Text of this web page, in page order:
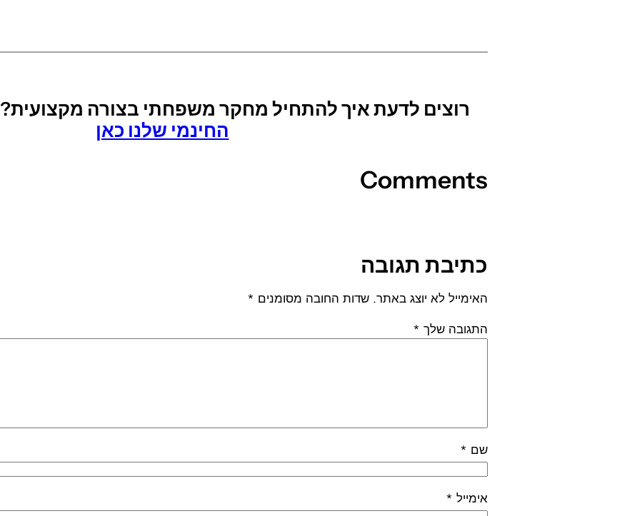
רוצים לדעת איך להתחיל מחקר משפחתי בצורה מקצועית?
החינמי שלנו כאן
Comments
כתיבת תגובה
האימייל לא יוצג באתר. שדות החובה מסומנים *
התגובה שלך *
שם *
אימייל *